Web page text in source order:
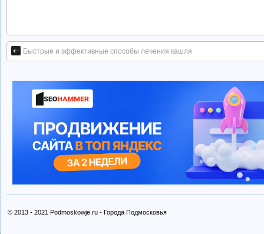
Быстрые и эффективные способы лечения кашля
© 2013 - 2021 Podmoskowje.ru - Города Подмосковья